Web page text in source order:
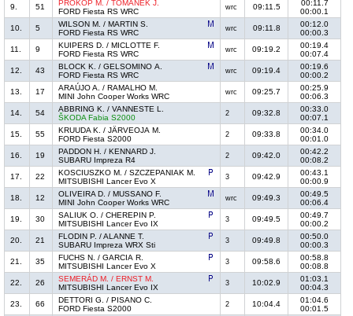
9.
51
PROKOP M. / TOMÁNEK J.
FORD Fiesta RS WRC
wrc 09:11.5
00:11.7
00:00.1
10.
5
WILSON M. / MARTIN S.
FORD Fiesta RS WRC
wrc 09:11.8
00:12.0
00:00.3
11.
9
KUIPERS D. / MICLOTTE F.
FORD Fiesta RS WRC
wrc 09:19.2
00:19.4
00:07.4
12.
43
BLOCK K. / GELSOMINO A.
FORD Fiesta RS WRC
wrc 09:19.4
00:19.6
00:00.2
13.
17
ARAÚJO A. / RAMALHO M.
MINI John Cooper Works WRC
wrc 09:25.7
00:25.9
00:06.3
14.
54
ABBRING K. / VANNESTE L.
ŠKODA Fabia S2000
2 09:32.8
00:33.0
00:07.1
15.
55
KRUUDA K. / JÄRVEOJA M.
FORD Fiesta S2000
2 09:33.8
00:34.0
00:01.0
16.
19
PADDON H. / KENNARD J.
SUBARU Impreza R4
2 09:42.0
00:42.2
00:08.2
17.
22
KOSCIUSZKO M. / SZCZEPANIAK M.
MITSUBISHI Lancer Evo X
3 09:42.9
00:43.1
00:00.9
18.
12
OLIVEIRA D. / MUSSANO F.
MINI John Cooper Works WRC
wrc 09:49.3
00:49.5
00:06.4
19.
30
SALIUK O. / CHEREPIN P.
MITSUBISHI Lancer Evo IX
3 09:49.5
00:49.7
00:00.2
20.
21
FLODIN P. / ALANNE T.
SUBARU Impreza WRX Sti
3 09:49.8
00:50.0
00:00.3
21.
35
FUCHS N. / GARCIA R.
MITSUBISHI Lancer Evo X
3 09:58.6
00:58.8
00:08.8
22.
26
SEMERÁD M. / ERNST M.
MITSUBISHI Lancer Evo IX
3 10:02.9
01:03.1
00:04.3
23.
66
DETTORI G. / PISANO C.
FORD Fiesta S2000
2 10:04.4
01:04.6
00:01.5